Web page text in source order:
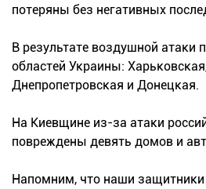
потеряны без негативных
В результате воздушной атаки
областей Украины:
Днепропетровская и Донецкая.
На Киевщине из-за атаки
повреждены девять домов и
Напомним, что наши защитники